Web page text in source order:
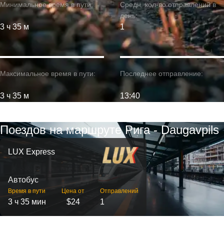
Минимальное время в пути:
3 ч 35 м
Максимальное время в пути:
3 ч 35 м
Средн. кол-во отправлений в
день:
1
Последнее отправление:
13:40
Поездов на маршруте Рига - Daugavpils
LUX Express
Автобус
Время в пути
3 ч 35 мин
Цена от
$24
Отправлений
1